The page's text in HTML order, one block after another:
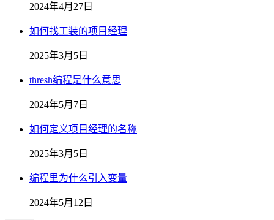
2024年4月27日
如何找工装的项目经理
2025年3月5日
thresh编程是什么意思
2024年5月7日
如何定义项目经理的名称
2025年3月5日
编程里为什么引入变量
2024年5月12日